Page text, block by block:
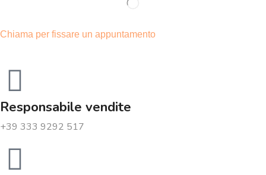
Chiama per fissare un appuntamento
Responsabile vendite
+39 333 9292 517